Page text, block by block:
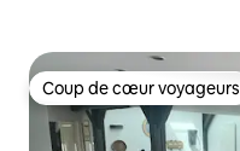
Coup de cœur voyageurs
Coup de cœur voyageurs